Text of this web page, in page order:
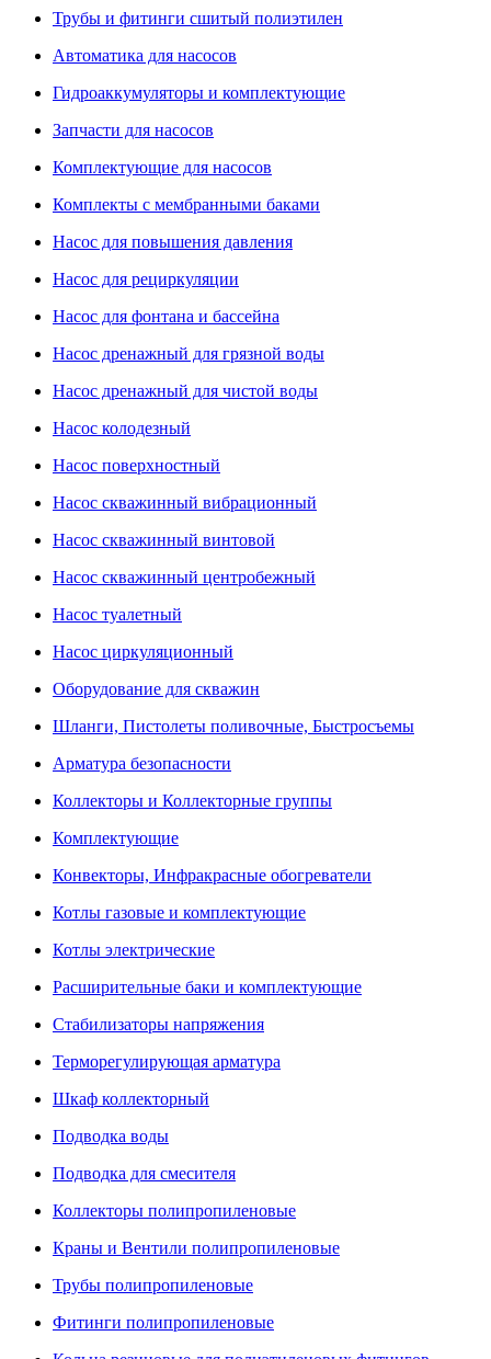
Трубы и фитинги сшитый полиэтилен
Автоматика для насосов
Гидроаккумуляторы и комплектующие
Запчасти для насосов
Комплектующие для насосов
Комплекты с мембранными баками
Насос для повышения давления
Насос для рециркуляции
Насос для фонтана и бассейна
Насос дренажный для грязной воды
Насос дренажный для чистой воды
Насос колодезный
Насос поверхностный
Насос скважинный вибрационный
Насос скважинный винтовой
Насос скважинный центробежный
Насос туалетный
Насос циркуляционный
Оборудование для скважин
Шланги, Пистолеты поливочные, Быстросъемы
Арматура безопасности
Коллекторы и Коллекторные группы
Комплектующие
Конвекторы, Инфракрасные обогреватели
Котлы газовые и комплектующие
Котлы электрические
Расширительные баки и комплектующие
Стабилизаторы напряжения
Терморегулирующая арматура
Шкаф коллекторный
Подводка воды
Подводка для смесителя
Коллекторы полипропиленовые
Краны и Вентили полипропиленовые
Трубы полипропиленовые
Фитинги полипропиленовые